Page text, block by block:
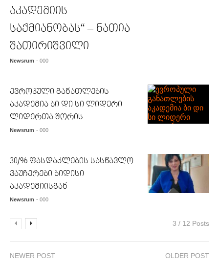
აკადემიის
საქმიანობას“ – ნათია
შათირიშვილი
Newsrum - 000
ევროპული განათლების
აკადემია ბი დი სი ლიდერი
ლიდერთა შორის
Newsrum - 000
30/% ფასდაკლების სასწავლო
ვაუჩერები ბიდისი
აკადემიისგან
Newsrum - 000
3 / 12 Posts
NEWER POST OLDER POST